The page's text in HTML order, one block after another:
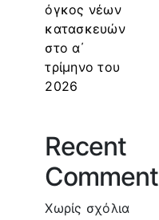
όγκος νέων
κατασκευών
στο α΄
τρίμηνο του
2026
Recent
Χωρίς σχόλια